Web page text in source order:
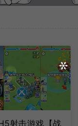
射击游戏【战